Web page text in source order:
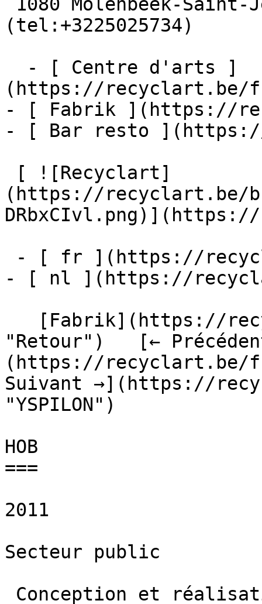
(tel:+3225025734)
(https://recyclart.be/
- [ Fabrik ](https://
- [ Bar resto
(https://recyclart.be/
- [ nl ](https://
"Retour")   [←
(https://recyclart.be/
Suivant →](https://
"YSPILON")
HOB
===
2011
Secteur public